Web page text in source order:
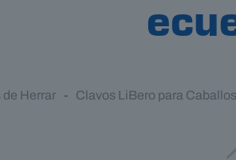
de Herrar - Clavos LiBero para Caballos